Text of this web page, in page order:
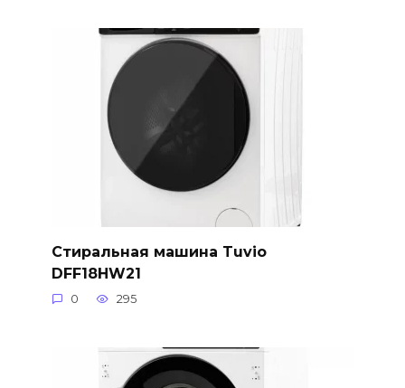
Стиральная машина Tuvio
DFF18HW21
0 295